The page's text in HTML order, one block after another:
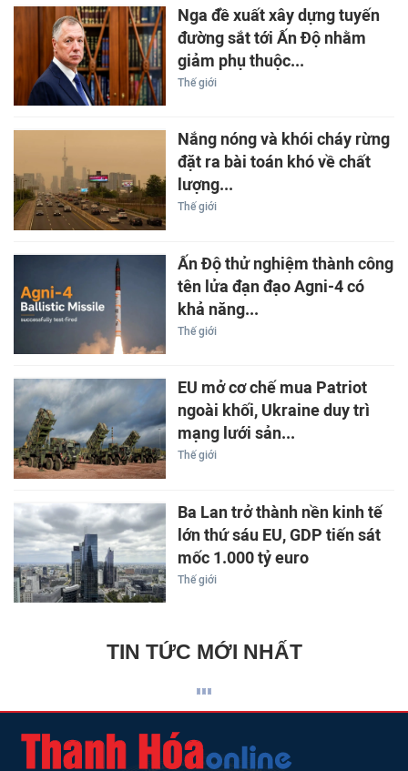
Nga đề xuất xây dựng tuyến
đường sắt tới Ấn Độ nhằm
giảm phụ thuộc...
Thế giới
Nắng nóng và khói cháy rừng
đặt ra bài toán khó về chất
lượng...
Thế giới
Ấn Độ thử nghiệm thành công
tên lửa đạn đạo Agni-4 có
khả năng...
Thế giới
EU mở cơ chế mua Patriot
ngoài khối, Ukraine duy trì
mạng lưới sản...
Thế giới
Ba Lan trở thành nền kinh tế
lớn thứ sáu EU, GDP tiến sát
mốc 1.000 tỷ euro
Thế giới
TIN TỨC MỚI NHẤT